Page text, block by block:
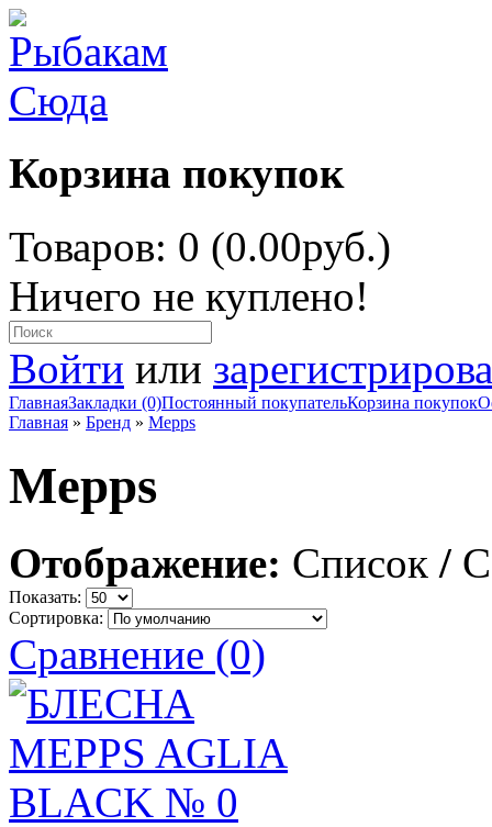
Корзина покупок
Товаров: 0 (0.00руб.)
Ничего не куплено!
Войти или
ГлавнаяЗакладки (0)Постоянный покупательКорзина покупок
Главная » Бренд » Mepps
Mepps
Отображение: Список /
Показать:
Сортировка:
Сравнение (0)